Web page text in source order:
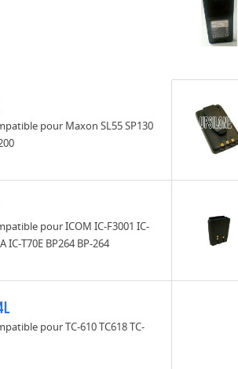
pour Maxon SL55 SP130
pour ICOM IC-F3001 IC-
IC-T70E BP264 BP-264
pour TC-610 TC618 TC-